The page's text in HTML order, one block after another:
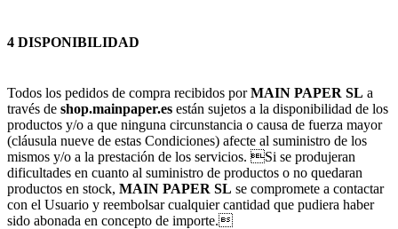
4 DISPONIBILIDAD
Todos los pedidos de compra recibidos porMAIN PAPER SL a
través de shop.mainpaper.es están sujetos a la disponibilidad de los
productos y/o a que ninguna circunstancia o causa de fuerza mayor
(cláusula nueve de estas Condiciones) afecte al suministro de los
mismos y/o a la prestación de los servicios. Si se produjeran
dificultades en cuanto al suministro de productos o no quedaran
productos en stock, MAIN PAPER SL se compromete a contactar
con el Usuario y reembolsar cualquier cantidad que pudiera haber
sido abonada en concepto de importe.